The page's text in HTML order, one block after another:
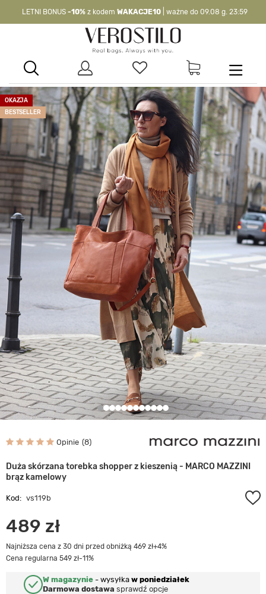
LETNI BONUS -10% z kodem WAKACJE10 | ważne do 09.08 g. 23:59
WAKACJE10| nie dotyczy produktów z flagą OKAZJA >
OKAZJA
BESTSELLER
Opinie 8
Duża skórzana torebka shopper z kieszenią - MARCO MAZZINI
brąz kamelowy
Kod: vs119b
489 zł
Najniższa cena z 30 dni przed obniżką 469 zł+4%
Cena regularna 549 zł-11%
W magazynie - wysyłka w poniedziałek
Darmowa dostawa sprawdź opcje